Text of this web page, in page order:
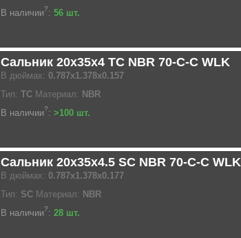
В наличии?: 56 шт.
Сальник 20x35x4 TC NBR 70-C-C WLK
В дюймах: 0.787x1.378x0.157
Тип: TC Материал: NBR
В наличии?: >100 шт.
Сальник 20x35x4.5 SC NBR 70-C-C WLK
В дюймах: 0.787x1.378x0.177
Тип: SC Материал: NBR
В наличии?: 28 шт.